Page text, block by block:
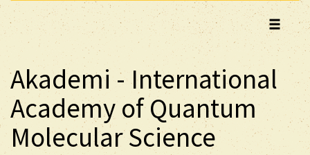
Akademi - International
Academy of Quantum
Molecular Science